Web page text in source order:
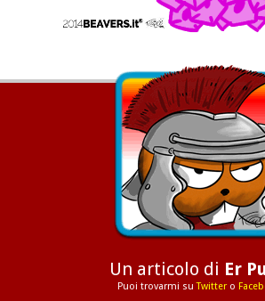
Un articolo di Er
Puoi trovarmi suTwittero